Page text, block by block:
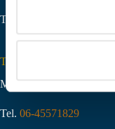
i
Tel.
Toms Creek Appeltern
Molenstraat 10,6629 KJ
Tel. 06-45571829